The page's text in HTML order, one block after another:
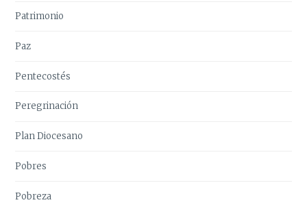
Patrimonio
Paz
Pentecostés
Peregrinación
Plan Diocesano
Pobres
Pobreza